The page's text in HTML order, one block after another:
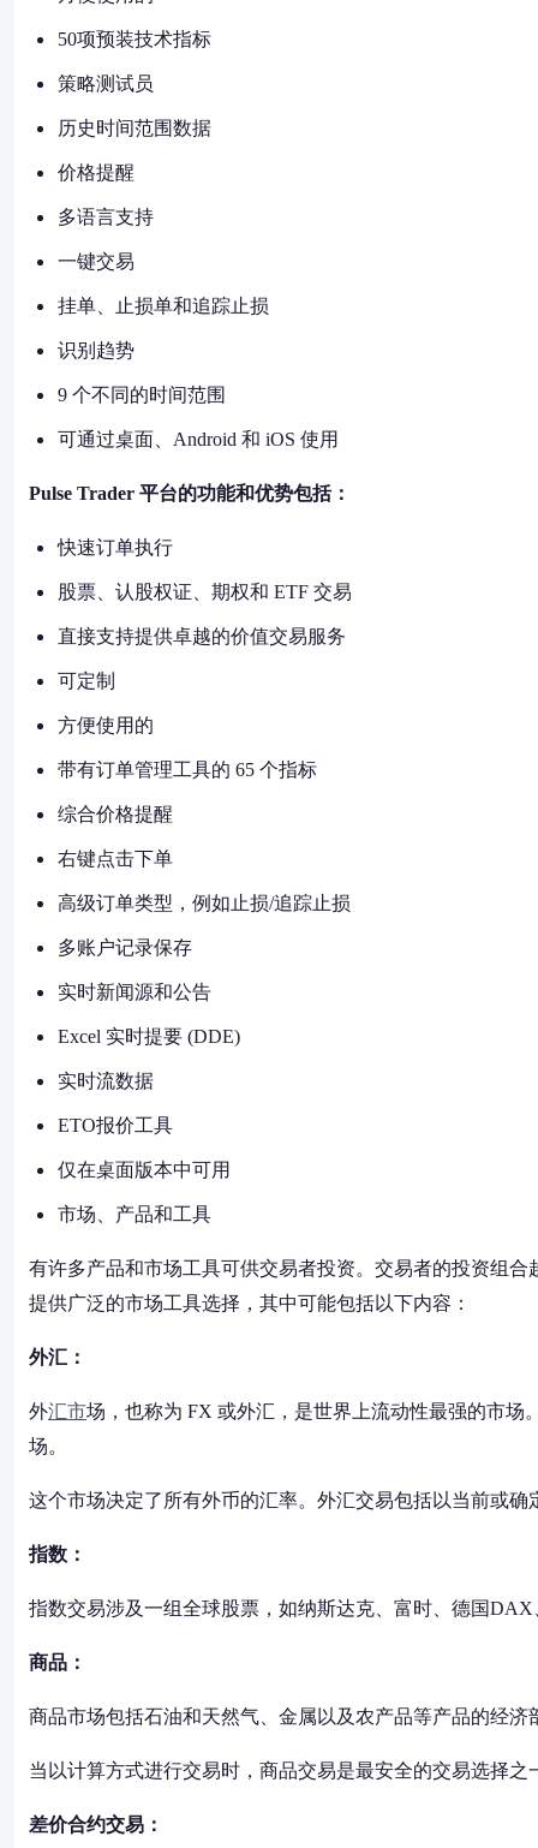
50项预装技术指标
策略测试员
历史时间范围数据
价格提醒
多语言支持
一键交易
挂单、止损单和追踪止损
识别趋势
9 个不同的时间范围
可通过桌面、Android 和 iOS 使用
Pulse Trader 平台的功能和优势包括：
快速订单执行
股票、认股权证、期权和 ETF 交易
直接支持提供卓越的价值交易服务
可定制
方便使用的
带有订单管理工具的 65 个指标
综合价格提醒
右键点击下单
高级订单类型，例如止损/追踪止损
多账户记录保存
实时新闻源和公告
Excel 实时提要 (DDE)
实时流数据
ETO报价工具
仅在桌面版本中可用
市场、产品和工具
有许多产品和市场工具可供交易者投资。交易者的投资组
提供广泛的市场工具选择，其中可能包括以下内容：
外汇：
外汇市场，也称为 FX 或外汇，是世界上流动性最强的市场
场。
这个市场决定了所有外币的汇率。外汇交易包括以当前或确
指数：
指数交易涉及一组全球股票，如纳斯达克、富时、德国
商品：
商品市场包括石油和天然气、金属以及农产品等产品的经
当以计算方式进行交易时，商品交易是最安全的交易选择
差价合约交易：